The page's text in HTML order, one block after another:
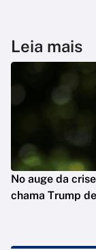
Leia mais
No auge da
chama Trump